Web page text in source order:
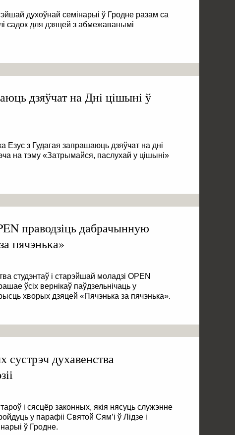
духоўнай семінарыі ў Гродне разам са
садок для дзяцей з абмежаванымі
дзяўчат на Днi цiшынi ў
Езус з Гудагая запрашаюць дзяўчат на дні
на тэму «Затрымайся, паслухай у цiшынi»
праводзіць дабрачынную
пячэнька»
студэнтаў і старэйшай моладзі OPEN
ўсіх вернікаў паўдзельнічаць у
хворых дзяцей «Пячэнька за пячэнька».
сустрэч духавенства
i сясцёр законных, якія нясуць служэнне
у парафіі Святой Сям’і ў Лідзе і
ў Гродне.